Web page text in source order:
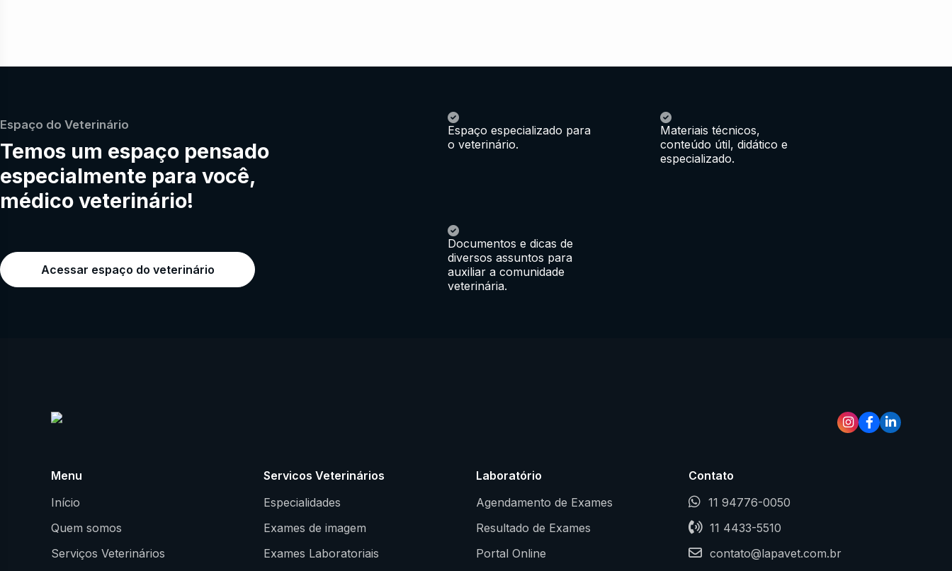
Espaço do Veterinário
Temos um espaço pensado
especialmente para você,
médico veterinário!
Acessar espaço do veterinário
Espaço especializado para
o veterinário.
Materiais técnicos,
conteúdo útil, didático e
especializado.
Documentos e dicas de
diversos assuntos para
auxiliar a comunidade
veterinária.
Menu
Início
Quem somos
Serviços Veterinários
Servicos Veterinários
Especialidades
Exames de imagem
Exames Laboratoriais
Laboratório
Agendamento de Exames
Resultado de Exames
Portal Online
Contato
11 94776-0050
11 4433-5510
contato@lapavet.com.br